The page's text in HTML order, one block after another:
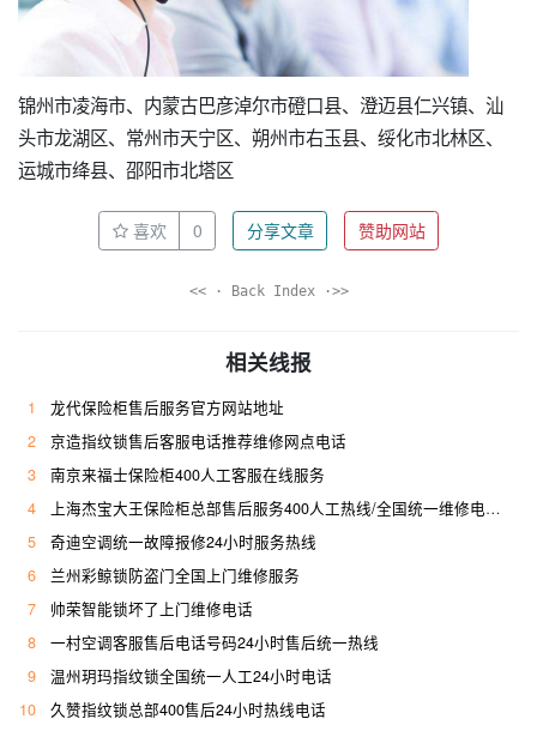
锦州市凌海市、内蒙古巴彦淖尔市磴口县、澄迈县仁兴镇、汕
头市龙湖区、常州市天宁区、朔州市右玉县、绥化市北林区、
运城市绛县、邵阳市北塔区
喜欢 0 分享文章 赞助网站
<< · Back Index ·>>
相关线报
1
龙代保险柜售后服务官方网站地址
2
京造指纹锁售后客服电话推荐维修网点电话
3
南京来福士保险柜400人工客服在线服务
4
上海杰宝大王保险柜总部售后服务400人工热线/全国统一维修电话是多少
5
奇迪空调统一故障报修24小时服务热线
6
兰州彩鲸锁防盗门全国上门维修服务
7
帅荣智能锁坏了上门维修电话
8
一村空调客服售后电话号码24小时售后统一热线
9
温州玥玛指纹锁全国统一人工24小时电话
10
久赞指纹锁总部400售后24小时热线电话